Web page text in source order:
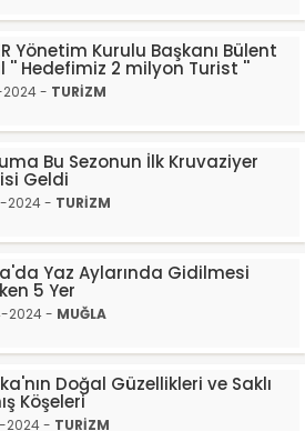
Yönetim Kurulu Başkanı Bülent
'' Hedefimiz 2 milyon Turist ''
- TURİZM
Bu Sezonun İlk Kruvaziyer
Geldi
2024 - TURİZM
Yaz Aylarında Gidilmesi
5 Yer
2024 - MUĞLA
Doğal Güzellikleri ve Saklı
Köşeleri
2024 - TURİZM